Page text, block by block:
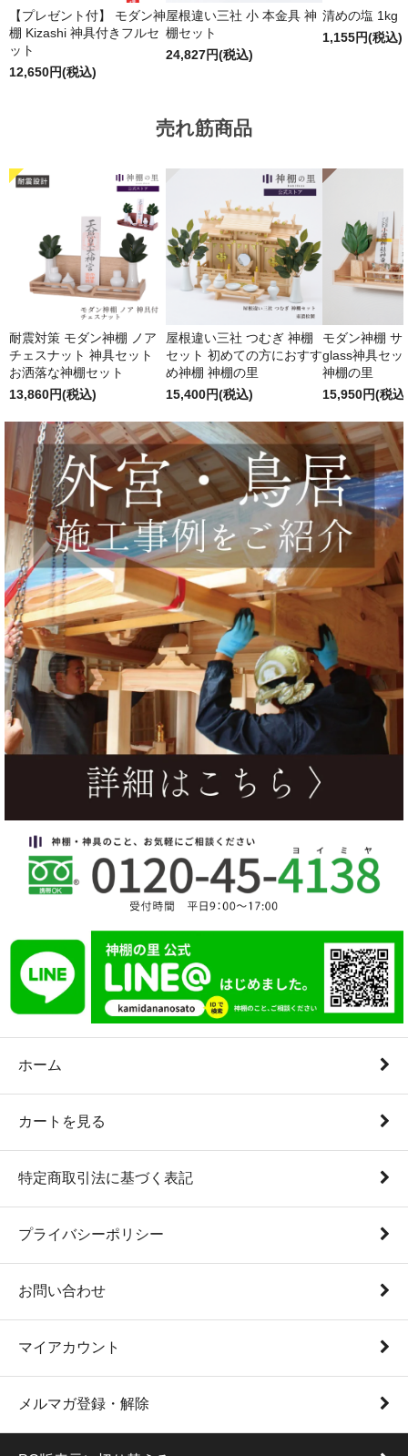
【プレゼント付】 モダン神
棚 Kizashi 神具付きフルセ
ット
12,650円(税込)
屋根違い三社 小 本金具 神
棚セット
24,827円(税込)
清めの塩 1kg
1,155円(税込)
売れ筋商品
耐震対策 モダン神棚 ノア
チェスナット 神具セット
お洒落な神棚セット
13,860円(税込)
屋根違い三社 つむぎ 神棚
セット 初めての方におすす
め神棚 神棚の里
15,400円(税込)
モダン神棚 サ
glass神具セッ
神棚の里
15,950円(税込
ホーム
カートを見る
特定商取引法に基づく表記
プライバシーポリシー
お問い合わせ
マイアカウント
メルマガ登録・解除